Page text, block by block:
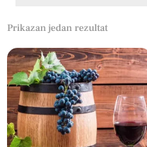
Prikazan jedan rezultat